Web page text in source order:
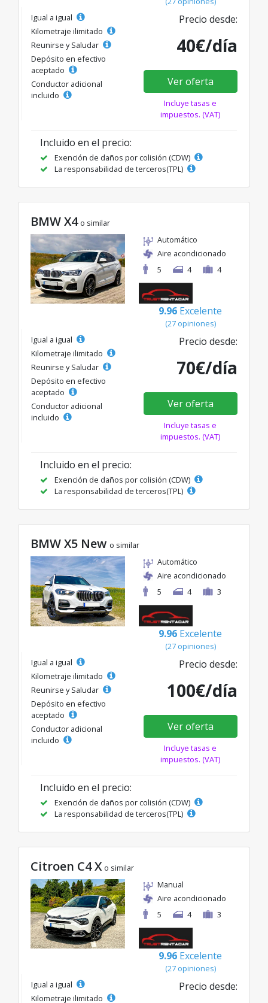
Igual a igual
Kilometraje ilimitado
Reunirse y Saludar
Depósito en efectivo
aceptado
Conductor adicional
incluido
Precio desde:
40€/día
Ver oferta
Incluye tasas e
impuestos. (VAT)
Incluido en el precio:
Exención de daños por colisión (CDW)
La responsabilidad de terceros(TPL)
BMW X4 o similar
Automático
Aire acondicionado
5
4 4
9.96 Excelente
(27 opiniones)
Igual a igual
Kilometraje ilimitado
Reunirse y Saludar
Depósito en efectivo
aceptado
Conductor adicional
incluido
Precio desde:
70€/día
Ver oferta
Incluye tasas e
impuestos. (VAT)
Incluido en el precio:
Exención de daños por colisión (CDW)
La responsabilidad de terceros(TPL)
BMW X5 New o similar
Automático
Aire acondicionado
5
4 3
9.96 Excelente
(27 opiniones)
Igual a igual
Kilometraje ilimitado
Reunirse y Saludar
Depósito en efectivo
aceptado
Conductor adicional
incluido
Precio desde:
100€/día
Ver oferta
Incluye tasas e
impuestos. (VAT)
Incluido en el precio:
Exención de daños por colisión (CDW)
La responsabilidad de terceros(TPL)
Citroen C4 X o similar
Manual
Aire acondicionado
5
4 3
9.96 Excelente
(27 opiniones)
Igual a igual
Kilometraje ilimitado
Precio desde: